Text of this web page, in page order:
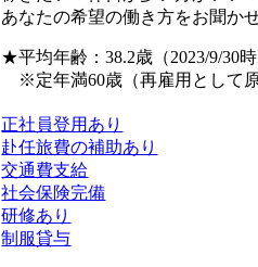
あなたの希望の働き方をお聞か
★平均年齢：38.2歳（2023/9/30
※定年満60歳（再雇用として原
正社員登用あり
赴任旅費の補助あり
交通費支給
社会保険完備
研修あり
制服貸与